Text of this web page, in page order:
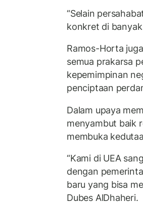
“Selain
konkret di
Ramos-Horta
semua prakarsa
kepemimpinan
penciptaan
Dalam upaya
menyambut baik
membuka
“Kami di UEA
dengan
baru yang bisa
Dubes AlDhaheri.